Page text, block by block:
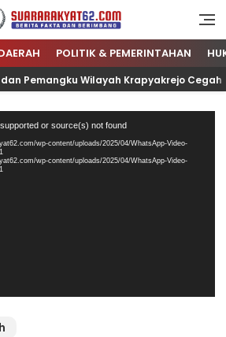
Referensi Terpercaya
POLITIK & PEMERINTAHAN
Pemangku Wilayah Krapyakrejo
Video
or source(s) not found
wp-content/uploads/2025/04/WhatsApp-Video-
wp-content/uploads/2025/04/WhatsApp-Video-